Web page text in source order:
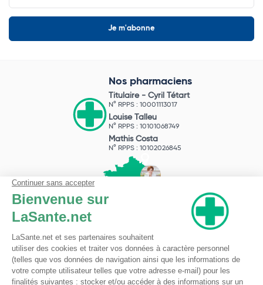
Nos pharmaciens
Titulaire - Cyril Tétart
N° RPPS : 10001113017
Louise Talleu
N° RPPS : 10101068749
Mathis Costa
N° RPPS : 10102026845
Pharmacie du Bizet
Licence ARS : 590009874
Licence Ordinale : 126921
49 boulevard Bizet
59650 Villeneuve d'Ascq
Contactez-nous !